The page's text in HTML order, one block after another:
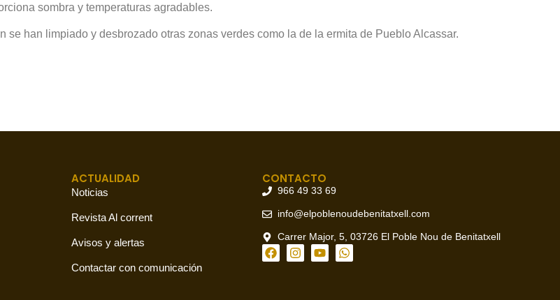
sombra y temperaturas agradables.
han limpiado y desbrozado otras zonas verdes como la de la ermita de Pueblo Alcassar.
ACTUALIDAD
Noticias
Revista Al corrent
Avisos y alertas
Contactar con comunicación
CONTACTO
966 49 33 69
info@elpoblenoudebenitatxell.com
Carrer Major, 5, 03726 El Poble Nou de Benitatxell